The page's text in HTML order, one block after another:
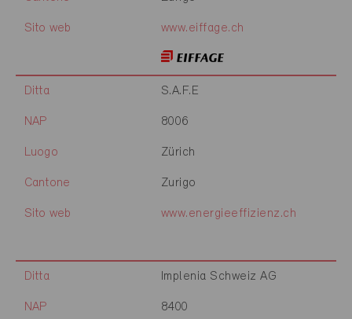
Sito web www.eiffage.ch
Ditta S.A.F.E
NAP 8006
Luogo Zürich
Cantone Zurigo
Sito web www.energieeffizienz.ch
Ditta Implenia Schweiz AG
NAP 8400